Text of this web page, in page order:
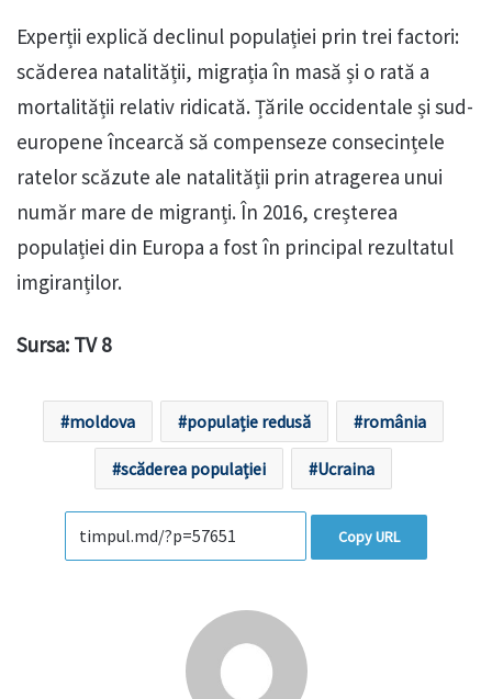
Experții explică declinul populației prin trei factori:
scăderea natalității, migrația în masă și o rată a
mortalității relativ ridicată. Țările occidentale și sud-
europene încearcă să compenseze consecințele
ratelor scăzute ale natalității prin atragerea unui
număr mare de migranți. În 2016, creșterea
populației din Europa a fost în principal rezultatul
imgiranților.
Sursa: TV 8
moldova populație redusă românia
scăderea populației Ucraina
Copy URL